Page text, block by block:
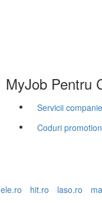
MyJob Pentru
Servicii companie
Coduri
ele.ro hit.ro laso.ro